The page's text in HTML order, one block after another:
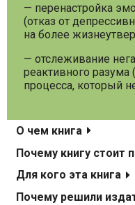
— перенастройка
(отказ от
на более
— отслеживание
реактивного разума
процесса, который
О чем книга
Почему книгу стоит
Для кого эта книга
Почему решили